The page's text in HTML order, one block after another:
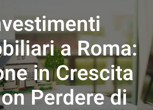
a Roma:
in Crescita
Perdere di